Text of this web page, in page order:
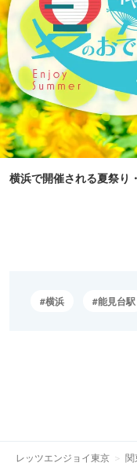
横浜で開催される夏祭り
横浜 能見台駅
レッツエンジョイ東京 関